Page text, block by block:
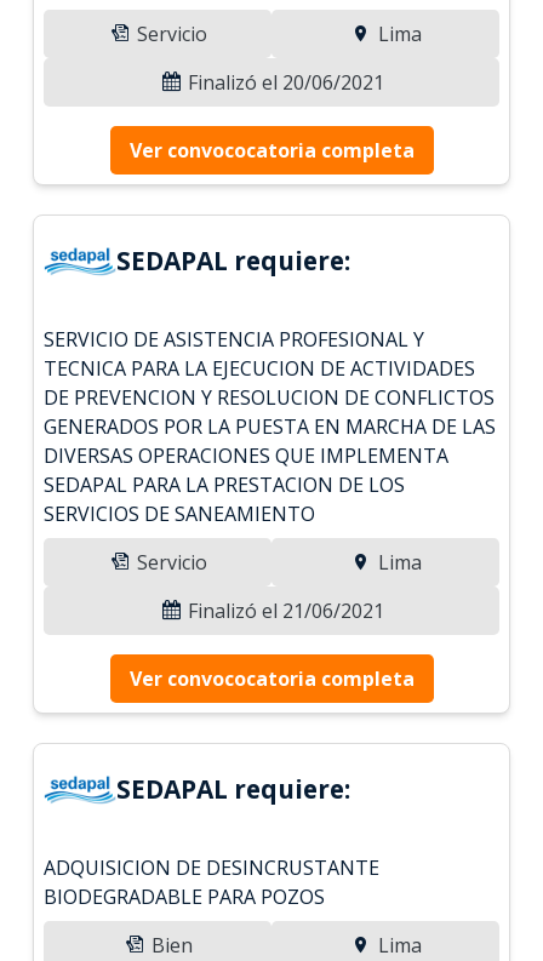
Servicio
Lima
Finalizó el 20/06/2021
Ver convococatoria completa
SEDAPAL requiere:
SERVICIO DE ASISTENCIA PROFESIONAL Y
TECNICA PARA LA EJECUCION DE ACTIVIDADES
DE PREVENCION Y RESOLUCION DE CONFLICTOS
GENERADOS POR LA PUESTA EN MARCHA DE LAS
DIVERSAS OPERACIONES QUE IMPLEMENTA
SEDAPAL PARA LA PRESTACION DE LOS
SERVICIOS DE SANEAMIENTO
Servicio
Lima
Finalizó el 21/06/2021
Ver convococatoria completa
SEDAPAL requiere:
ADQUISICION DE DESINCRUSTANTE
BIODEGRADABLE PARA POZOS
Bien
Lima